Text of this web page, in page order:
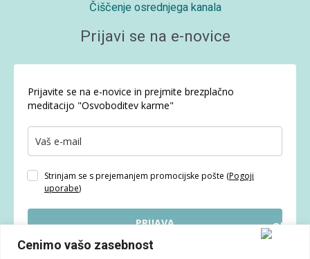
Cenimo vašo zasebnost
Čiščenje osrednjega kanala
Prijavi se na e-novice
Prijavite se na e-novice in prejmite brezplačno
meditacijo "Osvoboditev karme"
Strinjam se s prejemanjem promocijske pošte (Pogoji
uporabe)
PRIJAVA